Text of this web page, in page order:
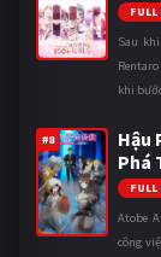
FULL
Sau
khi
#8
Hậu
Phá
FULL
Atobe
công